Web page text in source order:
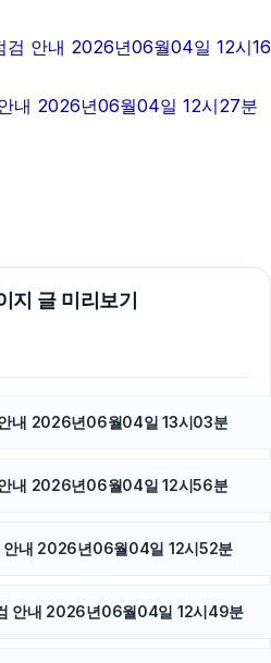
김해이혼전문변호사
동탄피부과
안산피부과
하수구막힘
검 안내 2026년06월04일 12시16
내 2026년06월04일 12시27분
지 글 미리보기
내 2026년06월04일 13시03분
내 2026년06월04일 12시56분
안내 2026년06월04일 12시52분
안내 2026년06월04일 12시49분